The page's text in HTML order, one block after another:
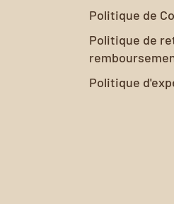
Politique de
Politique de
Politique